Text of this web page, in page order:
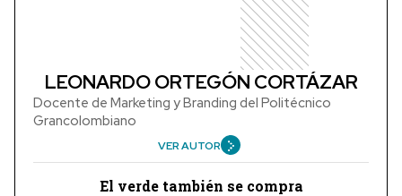
LEONARDO ORTEGÓN CORTÁZAR
Docente de Marketing y Branding del Politécnico
Grancolombiano
VER AUTOR
El verde también se compra